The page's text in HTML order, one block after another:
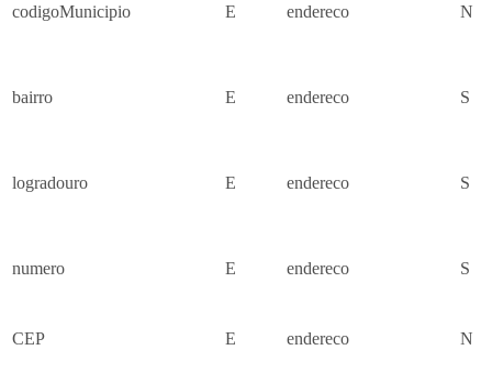
codigoMunicipio E endereco N
bairro E endereco S
logradouro E endereco S
numero E endereco S
CEP E endereco N